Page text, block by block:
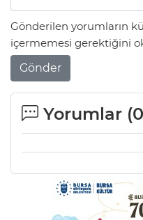
Gönderilen yorumların
içermemesi gerektiğini
Gönder
Yorumlar (0